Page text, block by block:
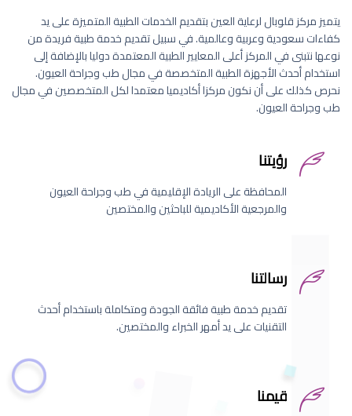
يتميز مركز قلوبال لرعاية العين بتقديم الخدمات الطبية المتميزة على يد
كفاءات سعودية وعربية وعالمية. في سبيل تقديم خدمة طبية فريدة من
نوعها نتبنى في المركز أعلى المعايير الطبية المعتمدة دوليا بالإضافة إلى
استخدام أحدث الأجهزة الطبية المتخصصة في مجال طب وجراحة العيون.
نحرص كذلك على أن نكون مركزا أكاديميا معتمدا لكل المتخصصين في مجال
طب وجراحة العيون.
رؤيتنا
المحافظة على الريادة الإقليمية في طب وجراحة العيون
والمرجعية الأكاديمية للباحثين والمختصين
رسالتنا
تقديم خدمة طبية فائقة الجودة ومتكاملة باستخدام أحدث
التقنيات على يد أمهر الخبراء والمختصين.
قيمنا